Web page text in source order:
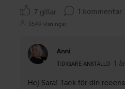
7 gillar 1 kommentar
3549 visningar
Anni
TIDIGARE ANSTÄLLD
Användarens roll: 1 år
Hej Sara! Tack för din